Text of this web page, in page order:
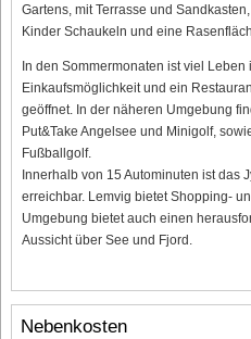
Gartens, mit Terrasse und
Kinder Schaukeln und eine
In den Sommermonaten ist viel
Einkaufsmöglichkeit und ein
geöffnet. In der näheren Umgebung
Put&Take Angelsee und Minigolf,
Fußballgolf.
Innerhalb von 15 Autominuten ist das
erreichbar. Lemvig bietet Shopping-
Umgebung bietet auch einen
Aussicht über See und Fjord.
Nebenkosten